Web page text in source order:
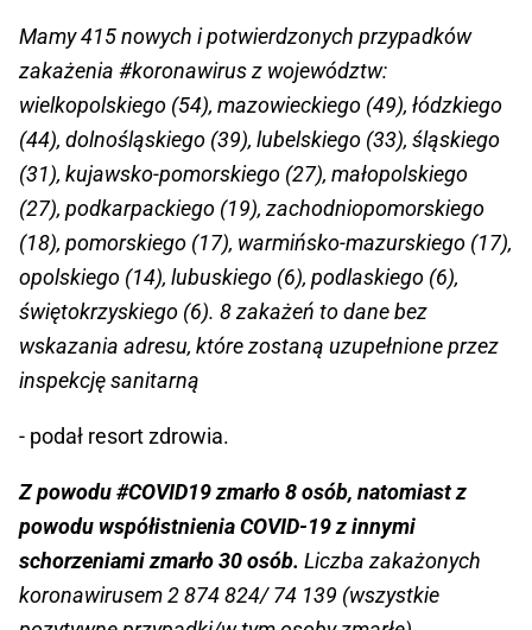
Mamy 415 nowych i potwierdzonych przypadków
zakażenia #koronawirusz województw:
wielkopolskiego (54), mazowieckiego (49), łódzkiego
(44), dolnośląskiego (39), lubelskiego (33), śląskiego
(31), kujawsko-pomorskiego (27), małopolskiego
(27), podkarpackiego (19), zachodniopomorskiego
(18), pomorskiego (17), warmińsko-mazurskiego (17),
opolskiego (14), lubuskiego (6), podlaskiego (6),
świętokrzyskiego (6). 8 zakażeń to dane bez
wskazania adresu, które zostaną uzupełnione przez
inspekcję sanitarną
- podał resort zdrowia.
Z powodu#COVID19zmarło 8 osób, natomiast z
powodu współistnienia COVID-19 z innymi
schorzeniami zmarło 30 osób. Liczba zakażonych
koronawirusem 2 874 824/ 74 139 (wszystkie